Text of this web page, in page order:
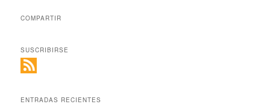
COMPARTIR
SUSCRIBIRSE
ENTRADAS RECIENTES